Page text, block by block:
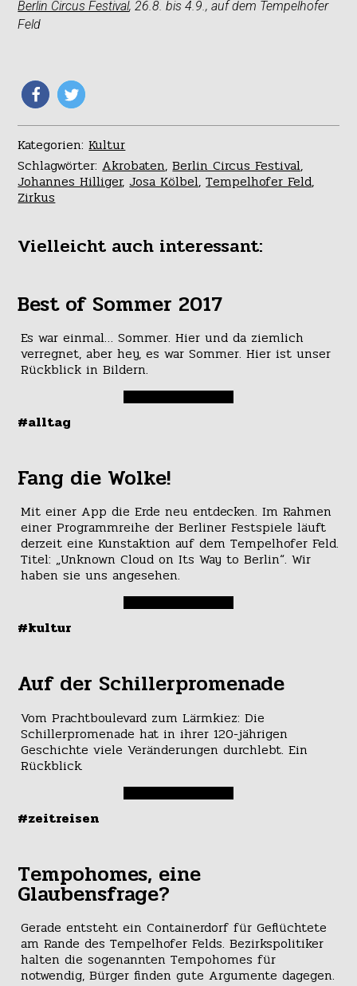
Berlin Circus Festival, 26.8. bis 4.9., auf dem Tempelhofer
Feld
Kategorien:Kultur
Schlagwörter:Akrobaten,Berlin Circus Festival,
Johannes Hilliger,Josa Kölbel,Tempelhofer Feld,
Zirkus
Vielleicht auch interessant:
Best of Sommer 2017
Es war einmal… Sommer. Hier und da ziemlich
verregnet, aber hey, es war Sommer. Hier ist unser
Rückblick in Bildern.
#alltag
Fang die Wolke!
Mit einer App die Erde neu entdecken. Im Rahmen
einer Programmreihe der Berliner Festspiele läuft
derzeit eine Kunstaktion auf dem Tempelhofer Feld.
Titel: „Unknown Cloud on Its Way to Berlin“. Wir
haben sie uns angesehen.
#kultur
Auf der Schillerpromenade
Vom Prachtboulevard zum Lärmkiez: Die
Schillerpromenade hat in ihrer 120-jährigen
Geschichte viele Veränderungen durchlebt. Ein
Rückblick.
#zeitreisen
Tempohomes, eine
Glaubensfrage?
Gerade entsteht ein Containerdorf für Geflüchtete
am Rande des Tempelhofer Felds. Bezirkspolitiker
halten die sogenannten Tempohomes für
notwendig, Bürger finden gute Argumente dagegen.